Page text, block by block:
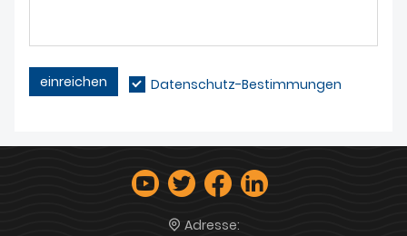
einreichen Datenschutz-Bestimmungen
Adresse: